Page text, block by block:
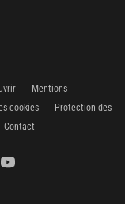
Mentions
cookies
Protection des
Contact